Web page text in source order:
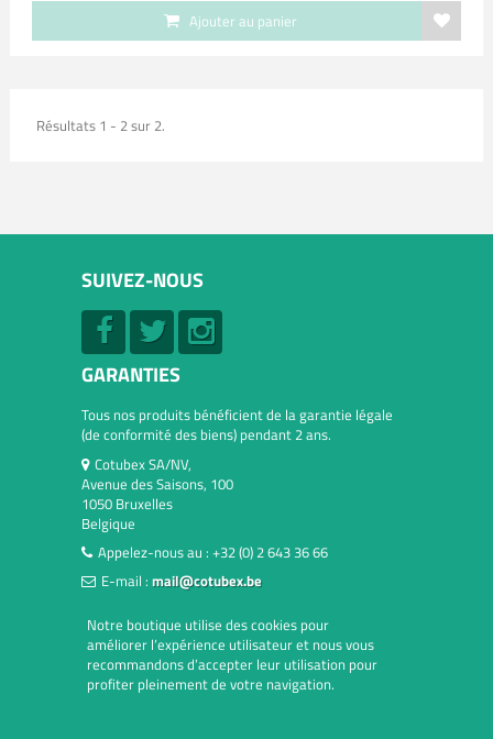
Ajouter au panier
Résultats 1 - 2 sur 2.
SUIVEZ-NOUS
GARANTIES
Tous nos produits bénéficient de la garantie légale
(de conformité des biens) pendant 2 ans.
Cotubex SA/NV,
Avenue des Saisons, 100
1050 Bruxelles
Belgique
Appelez-nous au : +32 (0) 2 643 36 66
E-mail : mail@cotubex.be
Notre boutique utilise des cookies pour
améliorer l’expérience utilisateur et nous vous
recommandons d’accepter leur utilisation pour
profiter pleinement de votre navigation.